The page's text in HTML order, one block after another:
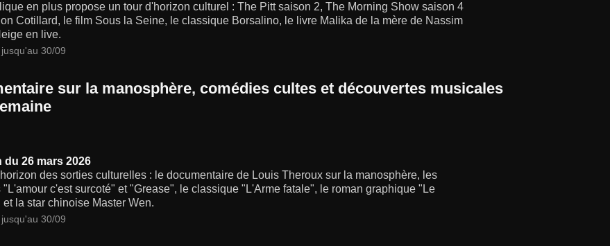
en plus propose un tour d'horizon culturel : The Pitt saison 2, The Morning Show saison 4
Cotillard, le film Sous la Seine, le classique Borsalino, le livre Malika de la mère de Nassim
en live.
30/09
sur la manosphère, comédies cultes et découvertes musicales
du 26 mars 2026
des sorties culturelles : le documentaire de Louis Theroux sur la manosphère, les
"L'amour c'est surcoté" et "Grease", le classique "L'Arme fatale", le roman graphique "Le
et la star chinoise Master Wen.
30/09